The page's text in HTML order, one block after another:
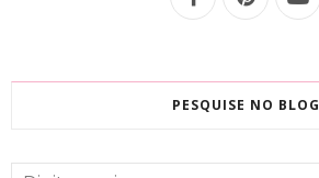
PESQUISE NO BLOG